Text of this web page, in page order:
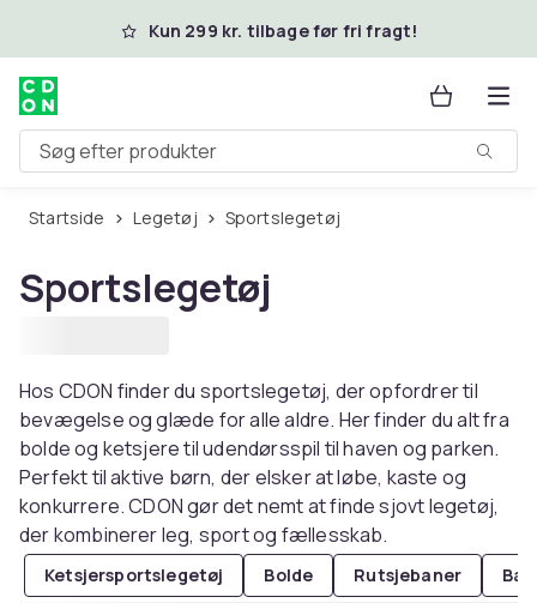
Spring til hovedindhold
Kun 299 kr. tilbage før fri fragt!
Søg efter produkter
Startside Legetøj Sportslegetøj
Sportslegetøj
Hos CDON finder du sportslegetøj, der opfordrer til
bevægelse og glæde for alle aldre. Her finder du alt fra
bolde og ketsjere til udendørsspil til haven og parken.
Perfekt til aktive børn, der elsker at løbe, kaste og
konkurrere. CDON gør det nemt at finde sjovt legetøj,
der kombinerer leg, sport og fællesskab.
Ketsjersportslegetøj Bolde Rutsjebaner